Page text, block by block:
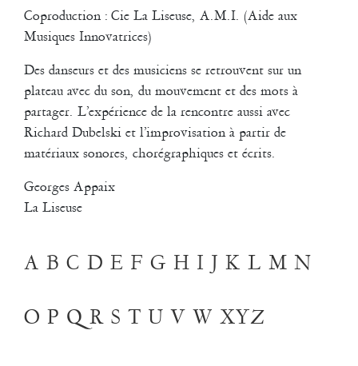
Muriel Corbel
Pascal Gobin
Pascale Cherblanc
Pascale Paoli
Romain Bertet
Sabine Macher
Séverine Bauvais
Stéphane Imbert
Coproduction : Cie La Liseuse, A.M.I. (Aide aux
Musiques Innovatrices)
Des danseurs et des musiciens se retrouvent sur un
plateau avec du son, du mouvement et des mots à
partager. L’expérience de la rencontre aussi avec
Richard Dubelski et l’improvisation à partir de
matériaux sonores, chorégraphiques et écrits.
Georges Appaix
La Liseuse
A B C D E F G H I J K L M N
O P Q R S T U V W XYZ